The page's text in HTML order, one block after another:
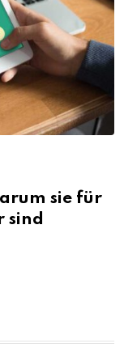
sie für
sind